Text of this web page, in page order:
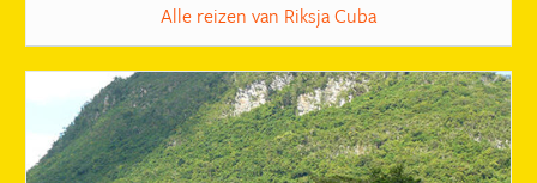
Alle reizen van Riksja Cuba